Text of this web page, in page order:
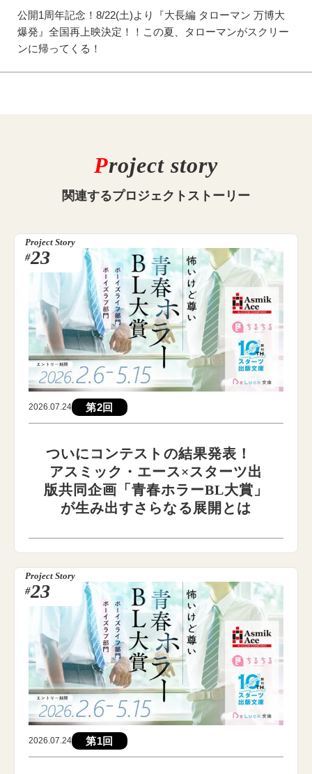
公開1周年記念！8/22(土)より『大長編 タローマン 万博大
爆発』全国再上映決定！！この夏、タローマンがスクリー
ンに帰ってくる！
Project story
関連するプロジェクトストーリー
Project Story
#23
2026.07.24 第2回
ついにコンテストの結果発表！
アスミック・エース×スターツ出
版共同企画「青春ホラーBL大賞」
が生み出すさらなる展開とは
Project Story
#23
2026.07.24 第1回